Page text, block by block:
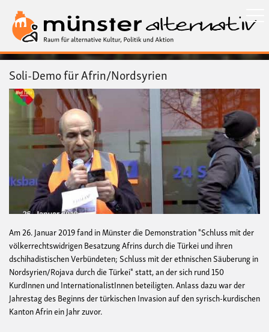
zum
Inhalt
Soli-Demo für Afrin/Nordsyrien
Am 26. Januar 2019 fand in Münster die Demonstration "Schluss mit der
völkerrechtswidrigen Besatzung Afrins durch die Türkei und ihren
dschihadistischen Verbündeten; Schluss mit der ethnischen Säuberung in
Nordsyrien/Rojava durch die Türkei" statt, an der sich rund 150
KurdInnen und InternationalistInnen beteiligten. Anlass dazu war der
Jahrestag des Beginns der türkischen Invasion auf den syrisch-kurdischen
Kanton Afrin ein Jahr zuvor.